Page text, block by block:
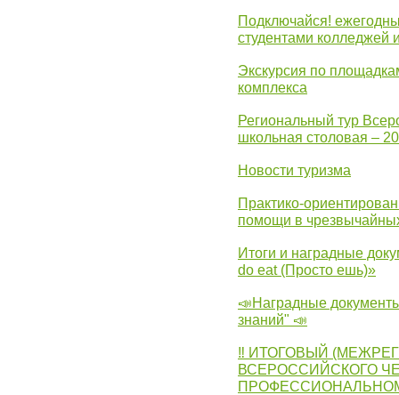
Подключайся!
студентами колледжей
Экскурсия по
комплекса
Региональный тур
школьная столовая –
Новости туризма
Практико-
помощи в
Итоги и наградные
do eat (Просто ешь)»
📣Наградные
знаний" 📣
‼ ИТОГОВЫЙ
ВСЕРОССИЙСКОГО